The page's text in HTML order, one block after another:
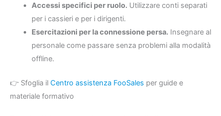
Accessi specifici per ruolo.Utilizzare conti separati
per i cassieri e per i dirigenti.
Esercitazioni per la connessione persa.Insegnare al
personale come passare senza problemi alla modalità
offline.
👉 Sfoglia il Centro assistenza FooSales per guide e
materiale formativo